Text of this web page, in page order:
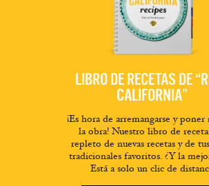
LIBRO DE RECETAS DE
CALIFORNIA”
¡Es hora de arremangarse y poner
la obra! Nuestro libro de
repleto de nuevas recetas y de
tradicionales favoritos. ¿Y la
Está a solo un clic de